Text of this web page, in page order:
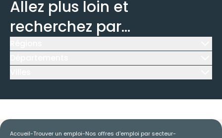
Allez plus loin et
recherchez par...
Accueil-Trouver un emploi-Nos offres d'emploi par secteur-